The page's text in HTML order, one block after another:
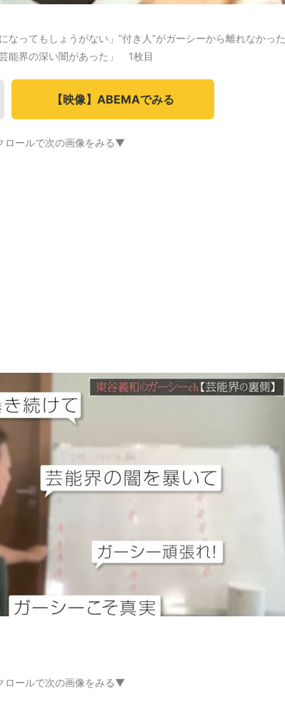
なってもしょうがない」”付き人”がガーシーから離れなかった
能界の深い闇があった」 1枚目
【映像】ABEMAでみる
ロールで次の画像をみる▼
ロールで次の画像をみる▼